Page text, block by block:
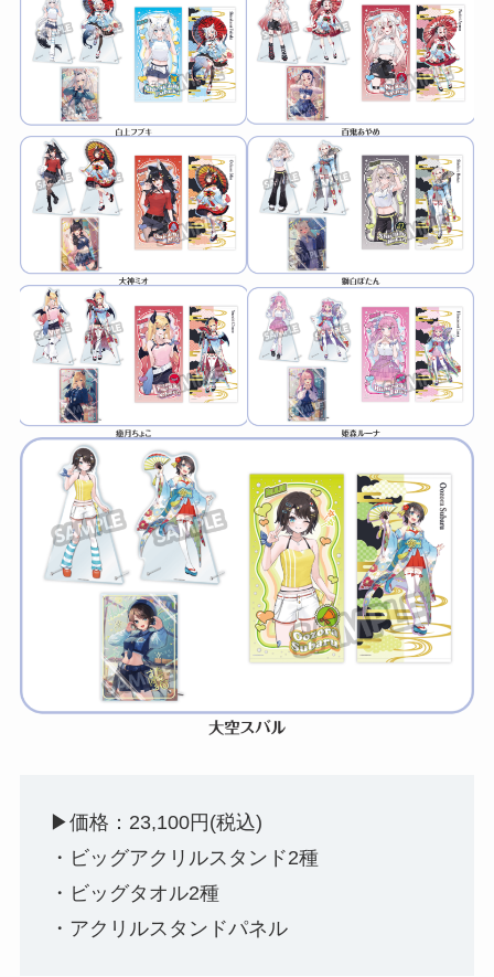
▶︎価格：23,100円(税込)
・ビッグアクリルスタンド2種
・ビッグタオル2種
・アクリルスタンドパネル